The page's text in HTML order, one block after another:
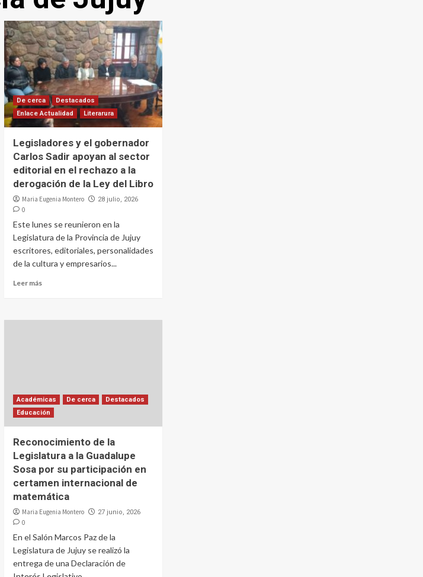
De cerca
Destacados
Enlace Actualidad
Literarura
Legisladores y el gobernador
Carlos Sadir apoyan al sector
editorial en el rechazo a la
derogación de la Ley del Libro
Maria Eugenia Montero 28 julio, 2026
0
Este lunes se reunieron en la
Legislatura de la Provincia de Jujuy
escritores, editoriales, personalidades
de la cultura y empresarios...
Leer más
Académicas De cerca
Destacados
Educación
Reconocimiento de la
Legislatura a la Guadalupe
Sosa por su participación en
certamen internacional de
matemática
Maria Eugenia Montero 27 junio, 2026
0
En el Salón Marcos Paz de la
Legislatura de Jujuy se realizó la
entrega de una Declaración de